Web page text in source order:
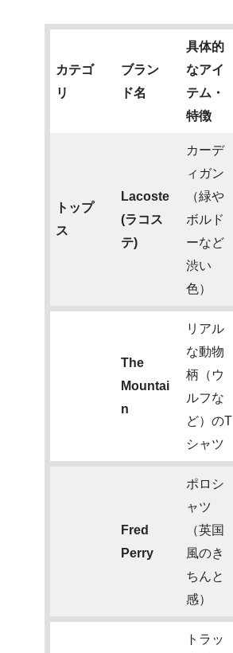
カテゴ
リ
ブラン
ド名
具体的
なアイ
テム・
特徴
トップ
ス
Lacoste
(ラコス
テ)
カーデ
ィガン
（緑や
ボルド
ーなど
渋い
色）
The
Mountai
n
リアル
な動物
柄（ウ
ルフな
ど）のT
シャツ
Fred
Perry
ポロシ
ャツ
（英国
風のき
ちんと
感）
トラッ